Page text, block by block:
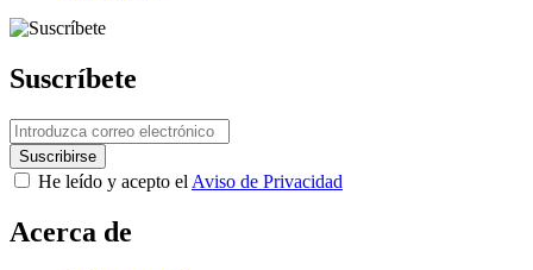
Suscríbete
He leído y acepto el Aviso de Privacidad
Acerca de